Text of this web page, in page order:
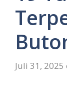
Juli 31, 2025